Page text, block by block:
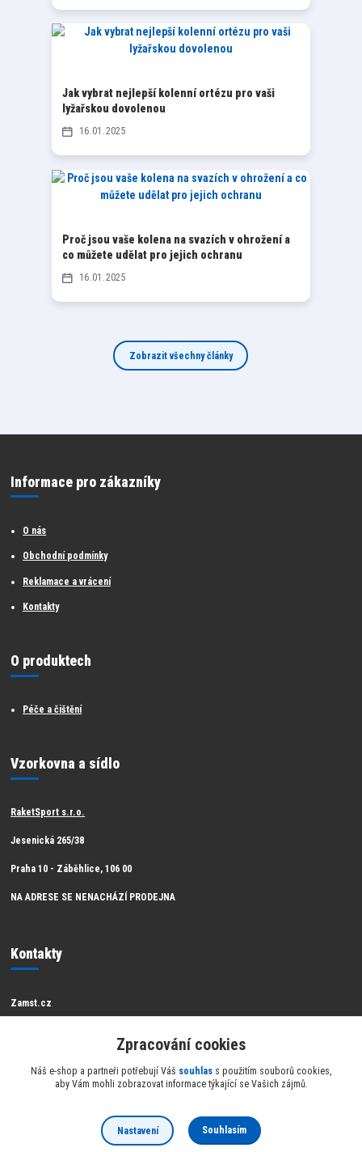
16 01 2025
Jak vybrat nejlepší kolenní ortézu pro vaši
lyžařskou dovolenou
16 01 2025
Proč jsou vaše kolena na svazích v ohrožení a
co můžete udělat pro jejich ochranu
Zobrazit všechny články
Informace pro zákazníky
O nás
Obchodní podmínky
Reklamace a vrácení
Kontakty
O produktech
Péče a čištění
Vzorkovna a sídlo
RaketSport s.r.o.
Jesenická 265/38
Praha 10 - Záběhlice, 106 00
NA ADRESE SE NENACHÁZÍ PRODEJNA
Kontakty
Zamst.cz
Zákaznická podpora Zamst
info@raketsport.cz
Zpracování cookies
Náš e-shop a partneři potřebují Váš souhlass použitím souborů cookies,
aby Vám mohli zobrazovat informace týkající se Vašich zájmů.
Nastavení Souhlasím